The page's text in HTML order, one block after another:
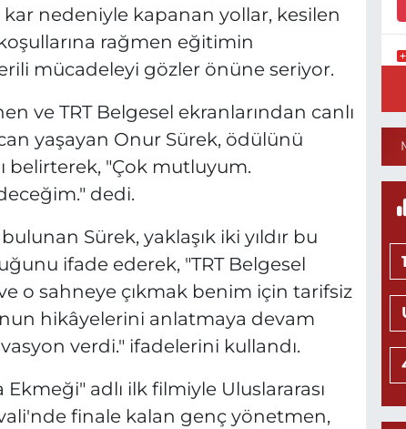
nedeniyle kapanan yollar, kesilen
rağmen eğitimin
mücadeleyi gözler önüne seriyor.
ve TRT Belgesel ekranlarından canlı
yaşayan Onur Sürek, ödülünü
belirterek, "Çok mutluyum.
dedi.
Sürek, yaklaşık iki yıldır bu
ifade ederek, "TRT Belgesel
o sahneye çıkmak benim için tarifsiz
hikâyelerini anlatmaya devam
verdi." ifadelerini kullandı.
adlı ilk filmiyle Uluslararası
finale kalan genç yönetmen,